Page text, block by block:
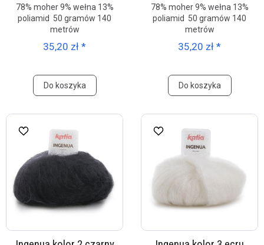
78% moher 9% wełna 13%
poliamid 50 gramów 140
metrów
35,20 zł *
Do koszyka
78% moher 9% wełna 13%
poliamid 50 gramów 140
metrów
35,20 zł *
Do koszyka